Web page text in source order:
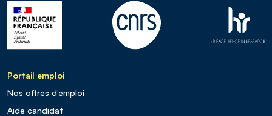
Portail emploi
Nos offres d’emploi
Aide candidat